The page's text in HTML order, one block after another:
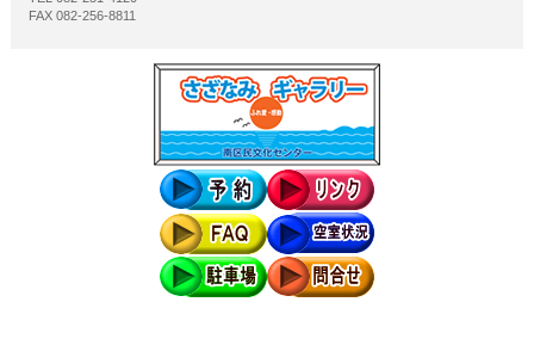
FAX 082-256-8811